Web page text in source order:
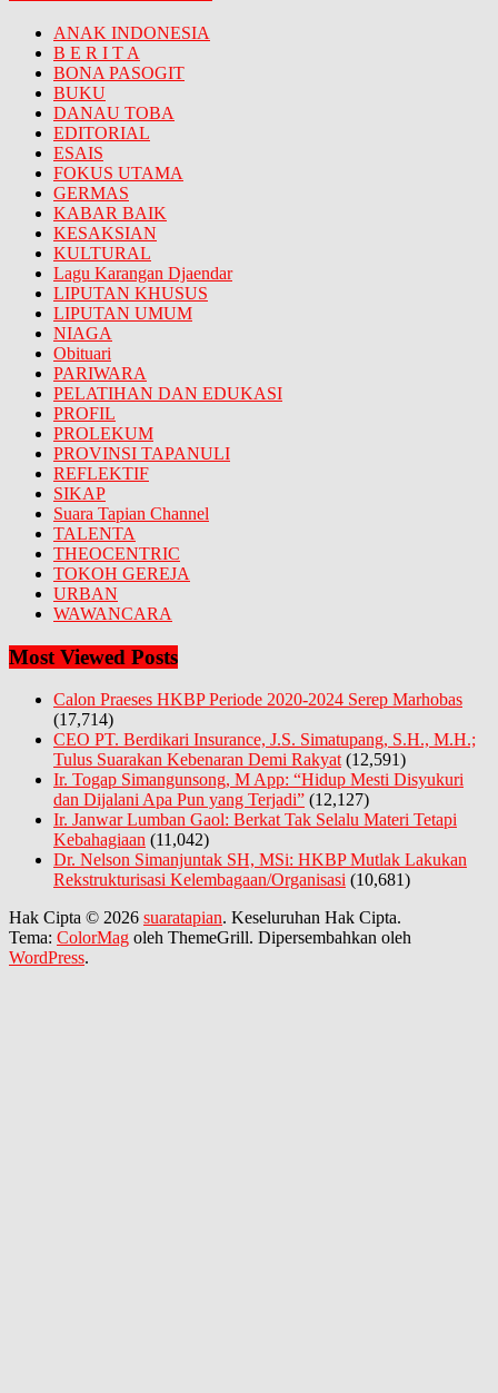
ANAK INDONESIA
B E R I T A
BONA PASOGIT
BUKU
DANAU TOBA
EDITORIAL
ESAIS
FOKUS UTAMA
GERMAS
KABAR BAIK
KESAKSIAN
KULTURAL
Lagu Karangan Djaendar
LIPUTAN KHUSUS
LIPUTAN UMUM
NIAGA
Obituari
PARIWARA
PELATIHAN DAN EDUKASI
PROFIL
PROLEKUM
PROVINSI TAPANULI
REFLEKTIF
SIKAP
Suara Tapian Channel
TALENTA
THEOCENTRIC
TOKOH GEREJA
URBAN
WAWANCARA
Most Viewed Posts
Calon Praeses HKBP Periode 2020-2024 Serep Marhobas
(17,714)
CEO PT. Berdikari Insurance, J.S. Simatupang, S.H., M.H.;
Tulus Suarakan Kebenaran Demi Rakyat (12,591)
Ir. Togap Simangunsong, M App: “Hidup Mesti Disyukuri
dan Dijalani Apa Pun yang Terjadi” (12,127)
Ir. Janwar Lumban Gaol: Berkat Tak Selalu Materi Tetapi
Kebahagiaan (11,042)
Dr. Nelson Simanjuntak SH, MSi: HKBP Mutlak Lakukan
Rekstrukturisasi Kelembagaan/Organisasi (10,681)
Hak Cipta © 2026 suaratapian. Keseluruhan Hak Cipta.
Tema: ColorMag oleh ThemeGrill. Dipersembahkan oleh
WordPress.